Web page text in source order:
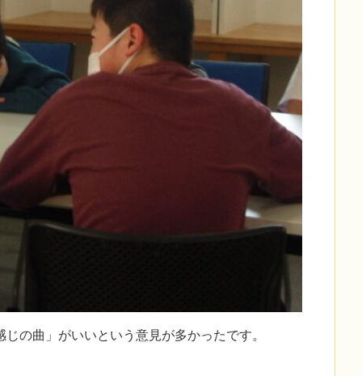
の曲」がいいという意見が多かったです。